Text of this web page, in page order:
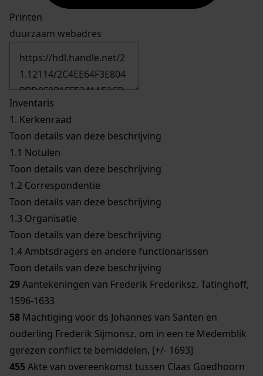
Printen
duurzaam webadres
Inventaris
1. Kerkenraad
Toon details van deze beschrijving
1.1 Notulen
Toon details van deze beschrijving
1.2 Correspondentie
Toon details van deze beschrijving
1.3 Organisatie
Toon details van deze beschrijving
1.4Ambtsdragers en andere functionarissen
Toon details van deze beschrijving
29Aantekeningen van Frederik Frederiksz. Tatinghoff,
1596-1633
58 Machtiging voor ds Johannes van Santen en
ouderling Frederik Sijmonsz. om in een te Medemblik
gerezen conflict te bemiddelen, [+/- 1693]
455Akte van overeenkomst tussen Claas Goedhoorn